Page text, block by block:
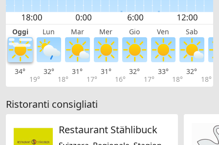
Oggi Lun Mar Mer Gio Ven Sab
34°
19°
32°
18°
31°
17°
31°
16°
32°
17°
33°
18°
32°
18°
Ristoranti consigliati
Restaurant Stählibuck